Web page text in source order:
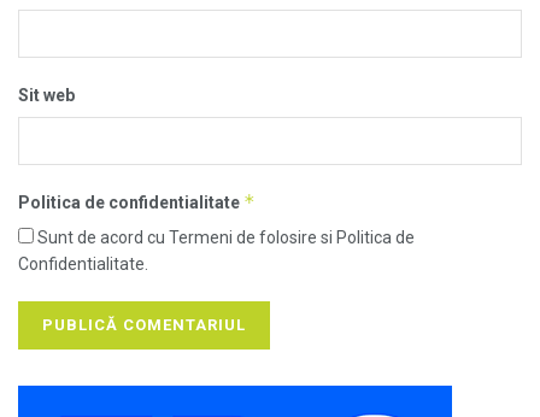
Sit web
Politica de confidentialitate *
Sunt de acord cu Termeni de folosire si Politica de
Confidentialitate.